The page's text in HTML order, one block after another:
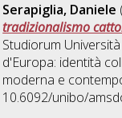
Serapiglia, Daniele
tradizionalismo
Studiorum
d'Europa: identità
moderna e
10.6092/unibo/